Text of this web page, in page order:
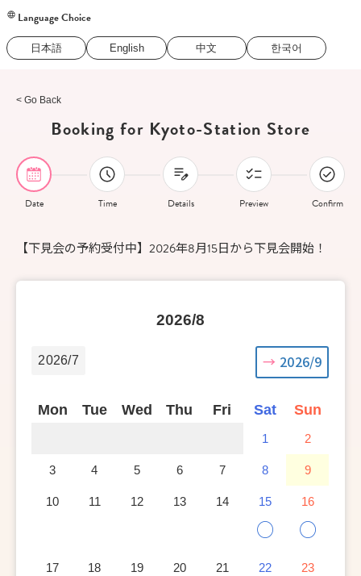
Language Choice
日本語 English 中文 한국어
< Go Back
Booking for Kyoto-Station Store
Date Time Details Preview Confirm
【下見会の予約受付中】2026年8月15日から下見会開始！
2026/8
2026/7 2026/9
Mon Tue Wed Thu Fri Sat Sun
1 2
3 4 5 6 7 8 9
10 11 12 13 14 15
○
16
○
17 18 19 20 21 22 23